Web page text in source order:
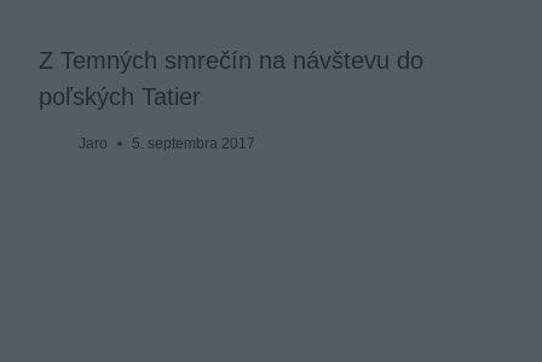
Z Temných smrečín na návštevu do
poľských Tatier
Jaro 5. septembra 2017